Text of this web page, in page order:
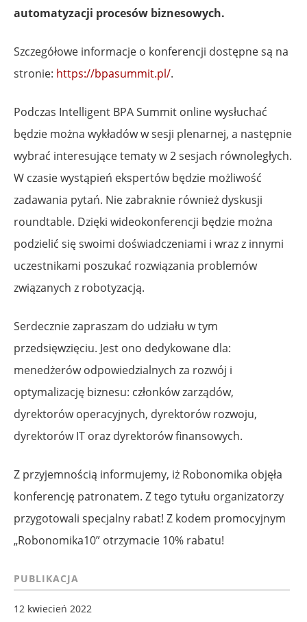
automatyzacji procesów biznesowych.
Szczegółowe informacje o konferencji dostępne są na
stronie: https://bpasummit.pl/.
Podczas Intelligent BPA Summit online wysłuchać
będzie można wykładów w sesji plenarnej, a następnie
wybrać interesujące tematy w 2 sesjach równoległych.
W czasie wystąpień ekspertów będzie możliwość
zadawania pytań. Nie zabraknie również dyskusji
roundtable. Dzięki wideokonferencji będzie można
podzielić się swoimi doświadczeniami i wraz z innymi
uczestnikami poszukać rozwiązania problemów
związanych z robotyzacją.
Serdecznie zapraszam do udziału w tym
przedsięwzięciu. Jest ono dedykowane dla:
menedżerów odpowiedzialnych za rozwój i
optymalizację biznesu: członków zarządów,
dyrektorów operacyjnych, dyrektorów rozwoju,
dyrektorów IT oraz dyrektorów finansowych.
Z przyjemnością informujemy, iż Robonomika objęła
konferencję patronatem. Z tego tytułu organizatorzy
przygotowali specjalny rabat! Z kodem promocyjnym
„Robonomika10” otrzymacie 10% rabatu!
PUBLIKACJA
12 kwiecień 2022